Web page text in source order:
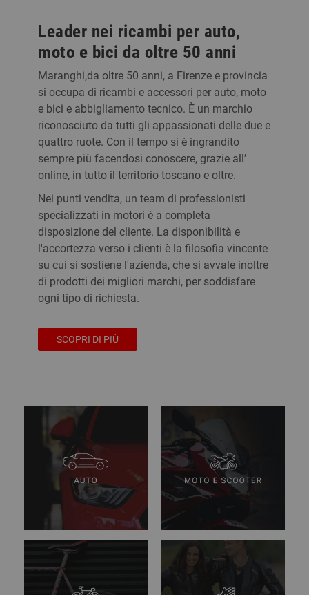
Leader nei ricambi per auto,
moto e bici da oltre 50 anni
Maranghi,da oltre 50 anni, a Firenze e provincia
si occupa di ricambi e accessori per auto, moto
e bici e abbigliamento tecnico. È un marchio
riconosciuto da tutti gli appassionati delle due e
quattro ruote. Con il tempo si è ingrandito
sempre più facendosi conoscere, grazie all’
online, in tutto il territorio toscano e oltre.
Nei punti vendita, un team di professionisti
specializzati in motori è a completa
disposizione del cliente. La disponibilità e
l'accortezza verso i clienti è la filosofia vincente
su cui si sostiene l'azienda, che si avvale inoltre
di prodotti dei migliori marchi, per soddisfare
ogni tipo di richiesta.
SCOPRI DI PIÙ